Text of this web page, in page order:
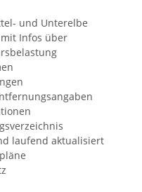
und Unterelbe
Infos über
laufend aktualisiert